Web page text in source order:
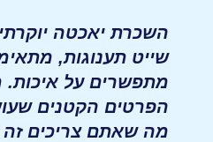
השכרת יאכטה
שייט תענוגות,
מתפשרים על איכות.
הפרטים הקטנים
מה שאתם צריכים זה